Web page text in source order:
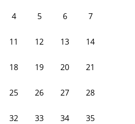
4 5 6 7
11 12 13 14
18 19 20 21
25 26 27 28
32 33 34 35